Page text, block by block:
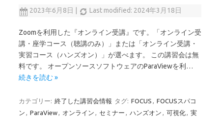
2023年6月8日 Last modified: 2024年3月18日
Zoomを利用した『オンライン受講』です。「オンライン受
講・座学コース（聴講のみ）」または「オンライン受講・
実習コース（ハンズオン）」が選べます。 この講習会は無
料です。 オープンソースソフトウェアのParaViewを利…
続きを読む »
カテゴリー: 終了した講習会情報 タグ: FOCUS , FOCUSスパコ
ン , ParaView, オンライン , セミナー , ハンズオン , 可視化, 実